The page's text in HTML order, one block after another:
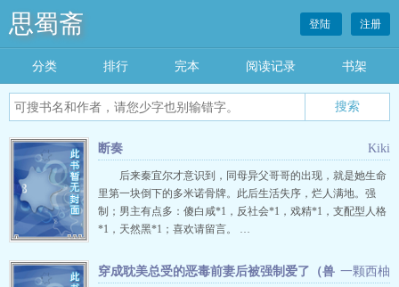
思蜀斋 登陆 注册
分类 排行 完本 阅读记录 书架
Kiki
断奏
后来秦宜尔才意识到，同母异父哥哥的出现，就是她生命
里第一块倒下的多米诺骨牌。此后生活失序，烂人满地。强
制；男主有点多：傻白咸*1，反社会*1，戏精*1，支配型人格
*1，天然黑*1；喜欢请留言。 …
一颗西柚
穿成耽美总受的恶毒前妻后被强制爱了（兽